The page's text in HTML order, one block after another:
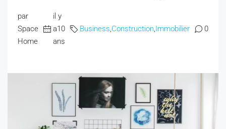
par
Space
Home
il y
a10
ans
Business,Construction,Immobilier 0